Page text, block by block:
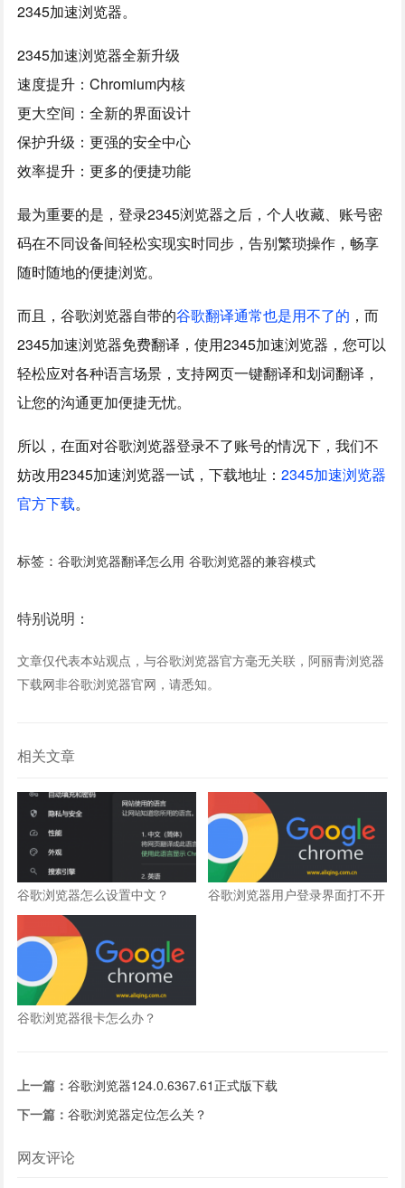
2345加速浏览器。
2345加速浏览器全新升级
速度提升：Chromium内核
更大空间：全新的界面设计
保护升级：更强的安全中心
效率提升：更多的便捷功能
最为重要的是，登录2345浏览器之后，个人收藏、账号密
码在不同设备间轻松实现实时同步，告别繁琐操作，畅享
随时随地的便捷浏览。
而且，谷歌浏览器自带的谷歌翻译通常也是用不了的 ，而
2345加速浏览器免费翻译，使用2345加速浏览器，您可以
轻松应对各种语言场景，支持网页一键翻译和划词翻译，
让您的沟通更加便捷无忧。
所以，在面对谷歌浏览器登录不了账号的情况下，我们不
妨改用2345加速浏览器一试，下载地址：2345加速浏览器
官方下载。
标签：谷歌浏览器翻译怎么用 谷歌浏览器的兼容模式
特别说明：
文章仅代表本站观点，与谷歌浏览器官方毫无关联，阿丽青浏览器
下载网非谷歌浏览器官网，请悉知。
相关文章
谷歌浏览器怎么设置中文？
谷歌浏览器用户登录界面打不开
谷歌浏览器很卡怎么办？
上一篇：谷歌浏览器124.0.6367.61正式版下载
下一篇：谷歌浏览器定位怎么关？
网友评论